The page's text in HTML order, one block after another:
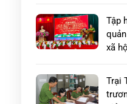
Tập
xã
Trại